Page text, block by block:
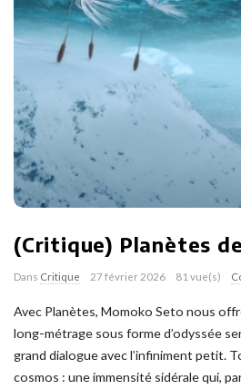
(Critique) Planètes
Dans Critique 27 février 2026 81 vue(s)
Avec Planètes, Momoko Seto nous
long-métrage sous forme d’odyssée
grand dialogue avec l’infiniment petit.
cosmos : une immensité sidérale qui,